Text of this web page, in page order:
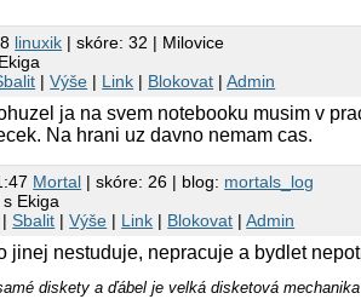
linuxik | skóre: 32 | Milovice
|Výše | Link | Blokovat |Admin
ja na svem notebooku musim v
Na hrani uz davno nemam cas.
Mortal | skóre: 26 | blog: mortals_log
Ekiga
|Sbalit |Výše | Link | Blokovat |Admin
jinej nestuduje, nepracuje a bydlet
diskety a ďábel je velká disketová mechanika